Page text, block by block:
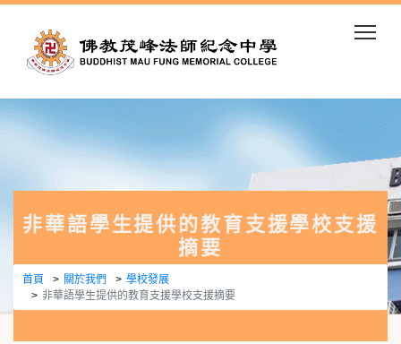
非華語學生提供的教育支援學校支援
摘要
首頁 關於我們
學校發展
非華語學生提供的教育支援學校支援摘要